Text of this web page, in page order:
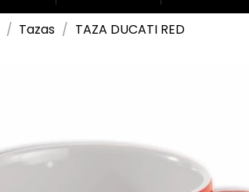
Tazas TAZA DUCATI RED